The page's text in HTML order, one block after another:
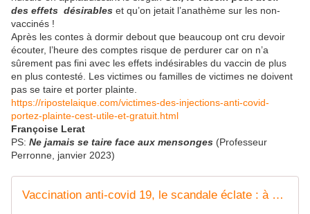
des effets désirables et qu’on jetait l’anathème sur les non-
vaccinés !
Après les contes à dormir debout que beaucoup ont cru devoir
écouter, l’heure des comptes risque de perdurer car on n’a
sûrement pas fini avec les effets indésirables du vaccin de plus
en plus contesté. Les victimes ou familles de victimes ne doivent
pas se taire et porter plainte.
https://ripostelaique.com/victimes-des-injections-anti-covid-
portez-plainte-cest-utile-et-gratuit.html
Françoise Lerat
PS: Ne jamais se taire face aux mensonges (Professeur
Perronne, janvier 2023)
Vaccination anti-covid 19, le scandale éclate : à quand les procès ?